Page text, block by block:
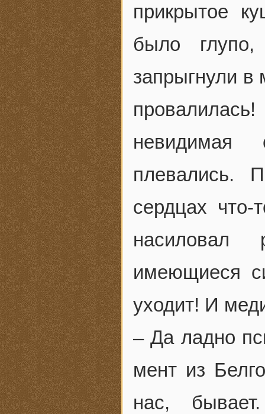
прикрытое
было
запрыгнули в
невидимая
плевались.
сердцах что-
насиловал
имеющиеся
уходит! И
– Да ладно
мент из
нас,